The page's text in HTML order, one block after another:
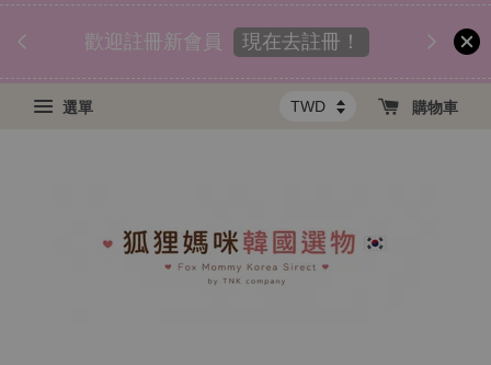
知 歡迎註冊新會員 現在去註冊！
匯款後
選單 購物車